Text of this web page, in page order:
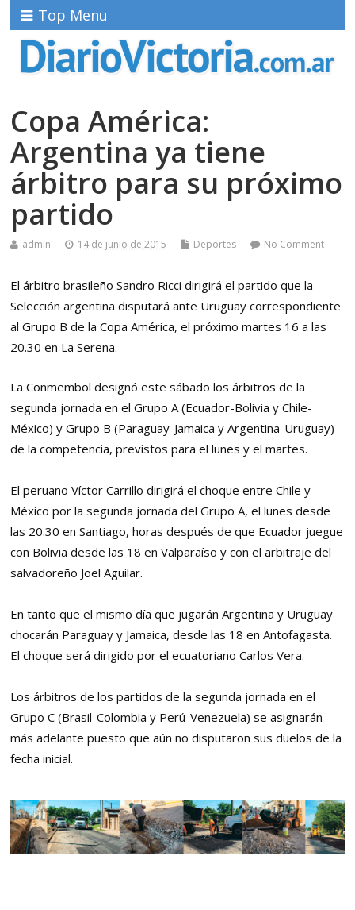
Top Menu
Copa América:
Argentina ya tiene
árbitro para su próximo
partido
admin 14 de junio de 2015 Deportes No Comment
El árbitro brasileño Sandro Ricci dirigirá el partido que la
Selección argentina disputará ante Uruguay correspondiente
al Grupo B de la Copa América, el próximo martes 16 a las
20.30 en La Serena.
La Conmembol designó este sábado los árbitros de la
segunda jornada en el Grupo A (Ecuador-Bolivia y Chile-
México) y Grupo B (Paraguay-Jamaica y Argentina-Uruguay)
de la competencia, previstos para el lunes y el martes.
El peruano Víctor Carrillo dirigirá el choque entre Chile y
México por la segunda jornada del Grupo A, el lunes desde
las 20.30 en Santiago, horas después de que Ecuador juegue
con Bolivia desde las 18 en Valparaíso y con el arbitraje del
salvadoreño Joel Aguilar.
En tanto que el mismo día que jugarán Argentina y Uruguay
chocarán Paraguay y Jamaica, desde las 18 en Antofagasta.
El choque será dirigido por el ecuatoriano Carlos Vera.
Los árbitros de los partidos de la segunda jornada en el
Grupo C (Brasil-Colombia y Perú-Venezuela) se asignarán
más adelante puesto que aún no disputaron sus duelos de la
fecha inicial.